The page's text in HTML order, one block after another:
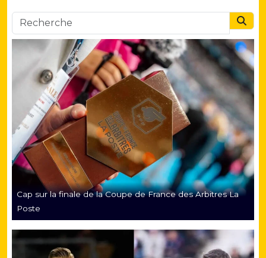
Cap sur la finale de la Coupe de France des Arbitres La
Poste